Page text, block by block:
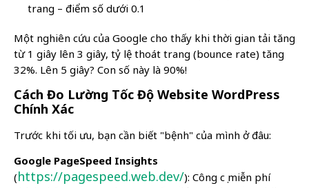
trang – điểm số dưới 0.1
Một nghiên cứu của Google cho thấy khi thời gian tải tăng
từ 1 giây lên 3 giây, tỷ lệ thoát trang (bounce rate) tăng
32%. Lên 5 giây? Con số này là 90%!
Cách Đo Lường Tốc Độ Website WordPress
Chính Xác
Trước khi tối ưu, bạn cần biết "bệnh" của mình ở đâu:
Google PageSpeed Insights
(https://pagespeed.web.dev/): Công cụ miễn phí